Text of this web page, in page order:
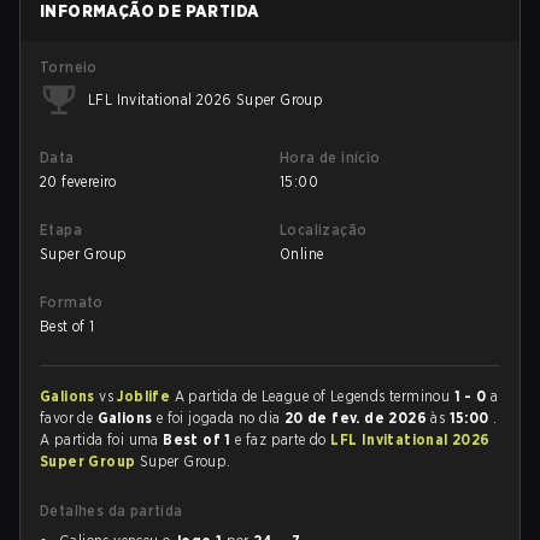
INFORMAÇÃO DE PARTIDA
Torneio
LFL Invitational 2026 Super Group
Data
20 fevereiro
Hora de início
15:00
Etapa
Super Group
Localização
Online
Formato
Best of 1
GalionsvsJoblife A partida de League of Legends terminou 1 - 0 a
favor de Galions e foi jogada no dia 20 de fev. de 2026às 15:00 .
A partida foi uma Best of 1e faz parte do LFL Invitational 2026
Super Group Super Group.
Detalhes da partida